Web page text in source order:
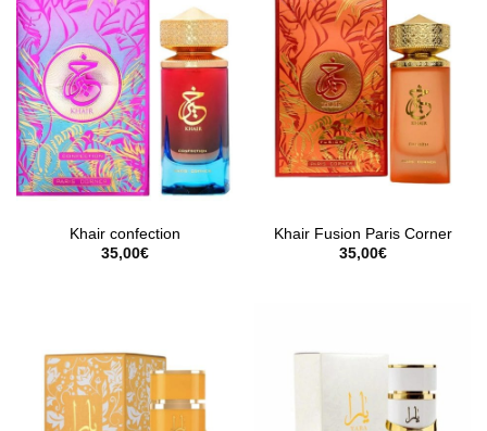
Khair confection
35,00€
Khair Fusion Paris Corner
35,00€